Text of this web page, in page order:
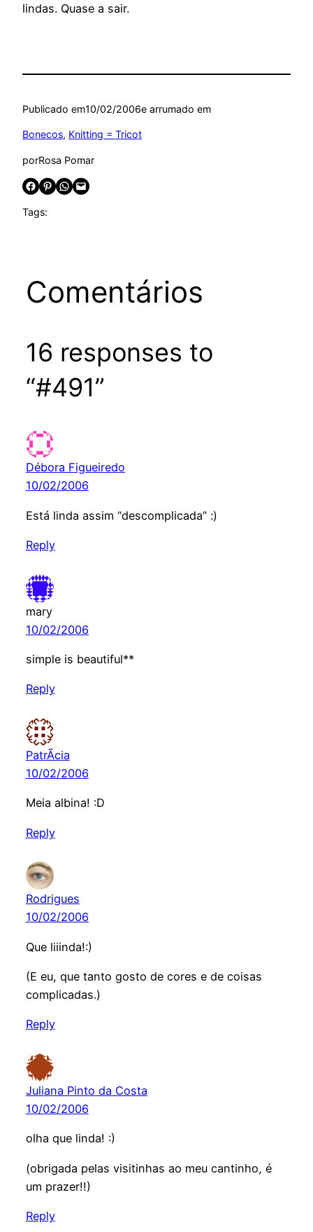
lindas. Quase a sair.
Publicado em10/02/2006e arrumado em
Bonecos, Knitting = Tricot
porRosa Pomar
Share on Facebook Share on Pinterest Share on WhatsApp Email this Page
Tags:
Comentários
16 responses to
“#491”
Débora Figueiredo
10/02/2006
Está linda assim “descomplicada” :)
Reply
mary
10/02/2006
simple is beautiful**
Reply
PatrÃ­cia
10/02/2006
Meia albina! :D
Reply
Rodrigues
10/02/2006
Que liiinda!:)
(E eu, que tanto gosto de cores e de coisas
complicadas.)
Reply
Juliana Pinto da Costa
10/02/2006
olha que linda! :)
(obrigada pelas visitinhas ao meu cantinho, é
um prazer!!)
Reply